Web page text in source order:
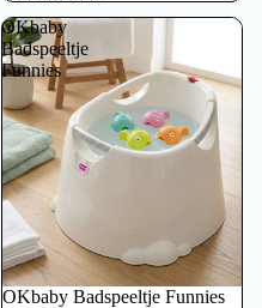
OKbaby
Badspeeltje
Funnies
OKbaby Badspeeltje Funnies